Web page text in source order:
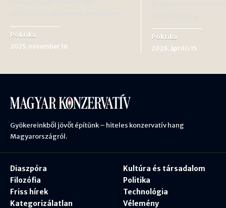
Politika
2025. november 16
Politika
2026. április 15
Gyökereinkből jövőt építünk – hiteles konzervatív hang
Magyarországról.
Diaszpóra
Filozófia
Friss hírek
Kategorizálatlan
Kultúra és társadalom
Politika
Technológia
Vélemény